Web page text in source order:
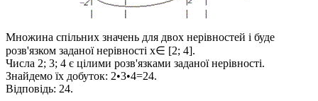
Множина спільних значень для двох нерівностей і буде
розв'язком заданої нерівності x∈ [2; 4].
Числа 2; 3; 4 є цілими розв'язками заданої нерівності.
Знайдемо їх добуток: 2•3•4=24.
Відповідь: 24.